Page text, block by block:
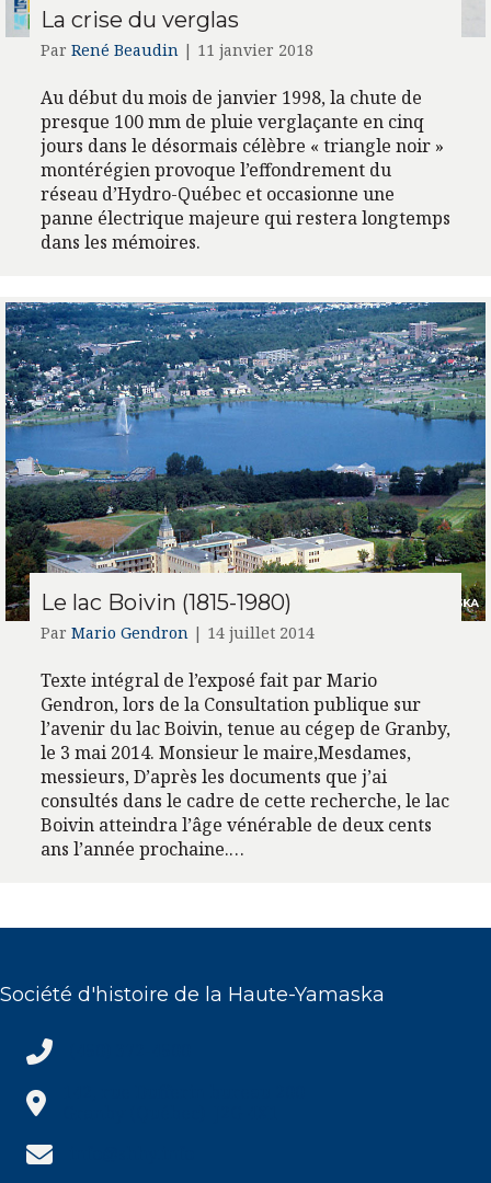
La crise du verglas
Par René Beaudin | 11 janvier 2018
Au début du mois de janvier 1998, la chute de
presque 100 mm de pluie verglaçante en cinq
jours dans le désormais célèbre « triangle noir »
montérégien provoque l’effondrement du
réseau d’Hydro-Québec et occasionne une
panne électrique majeure qui restera longtemps
dans les mémoires.
Le lac Boivin (1815-1980)
Par Mario Gendron | 14 juillet 2014
Texte intégral de l’exposé fait par Mario
Gendron, lors de la Consultation publique sur
l’avenir du lac Boivin, tenue au cégep de Granby,
le 3 mai 2014. Monsieur le maire,Mesdames,
messieurs, D’après les documents que j’ai
consultés dans le cadre de cette recherche, le lac
Boivin atteindra l’âge vénérable de deux cents
ans l’année prochaine.…
Société d'histoire de la Haute-Yamaska
(450) 372-4500
info@shhy.info